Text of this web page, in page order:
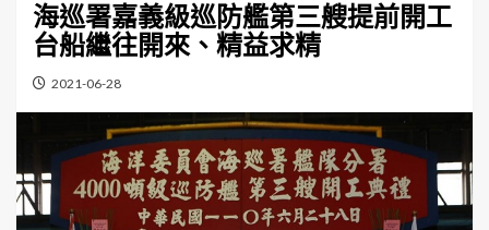
海巡署嘉義級巡防艦第三艘提前開工
台船繼往開來、精益求精
2021-06-28